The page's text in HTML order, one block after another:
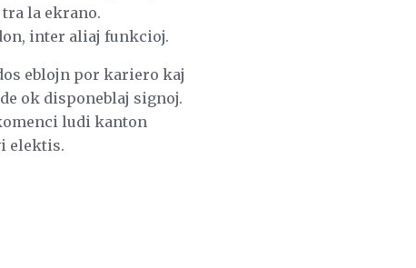
la ekrano.
inter aliaj funkcioj.
eblojn por kariero kaj
ok disponeblaj signoj.
ludi kanton
elektis.